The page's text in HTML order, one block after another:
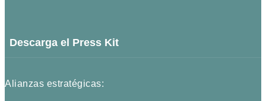
Descarga el Press Kit
Alianzas estratégicas: